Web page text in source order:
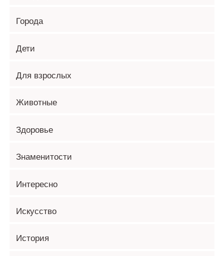
Города
Дети
Для взрослых
Животные
Здоровье
Знаменитости
Интересно
Искусство
История